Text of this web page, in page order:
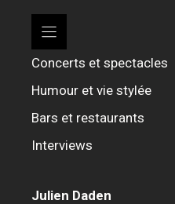
Concerts et spectacles
Humour et vie stylée
Bars et restaurants
Interviews
Julien Daden